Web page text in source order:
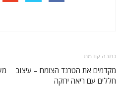
כתבה קודמת
מקדמים את הטרנד הצומח – עיצוב
חללים עם ריאה ירוקה